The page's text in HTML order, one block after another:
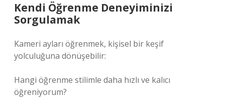
Kendi Öğrenme Deneyiminizi
Sorgulamak
Kameri ayları öğrenmek, kişisel bir keşif
yolculuğuna dönüşebilir:
Hangi öğrenme stilimle daha hızlı ve kalıcı
öğreniyorum?